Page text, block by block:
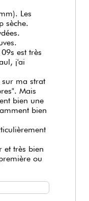
Les
sèche.
est très
j'ai
sur ma strat
Mais
bien une
bien
et très bien
ou